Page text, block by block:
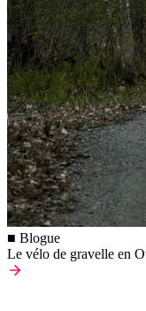
■ Blogue
Le vélo de gravelle en